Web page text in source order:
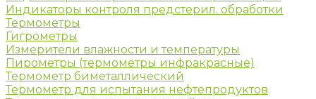
Индикаторы контроля предстерил. обработки
Термометры
Гигрометры
Измерители влажности и температуры
Пирометры (термометры инфракрасные)
Термометр биметаллический
Термометр для испытания нефтепродуктов